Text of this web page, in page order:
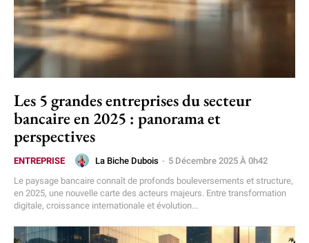
Les 5 grandes entreprises du secteur
bancaire en 2025 : panorama et
perspectives
ENTREPRISE La Biche Dubois - 5 Décembre 2025 À 0h42
Le paysage bancaire connaît de profonds bouleversements et structure,
en 2025, une nouvelle carte des acteurs majeurs. Entre transformation
digitale, croissance internationale et évolution...